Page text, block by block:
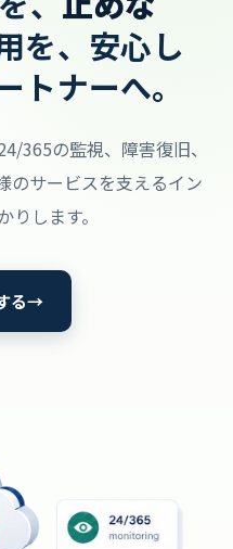
を、 安心し
トナーへ。
365の監視、障害復旧、
のサービスを支えるイン
します。
る→